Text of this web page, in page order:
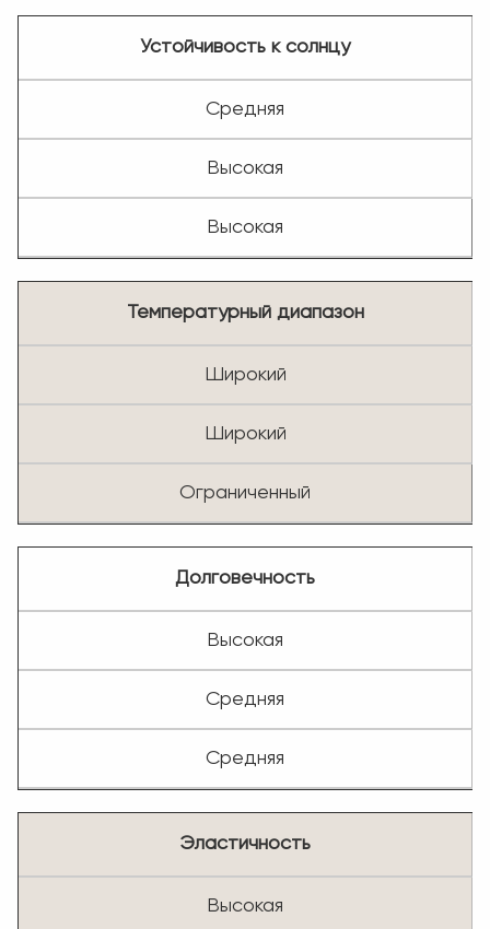
Устойчивость к солнцу
Средняя
Высокая
Высокая
Температурный диапазон
Широкий
Широкий
Ограниченный
Долговечность
Высокая
Средняя
Средняя
Эластичность
Высокая